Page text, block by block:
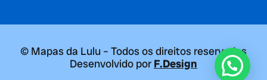
© Mapas da Lulu – Todos os direitos reservados
Desenvolvido por F.Design